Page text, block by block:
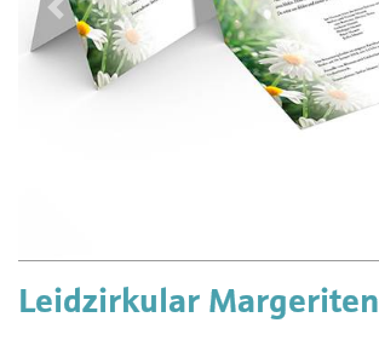
Vorherige
Leidzirkular Margeriten